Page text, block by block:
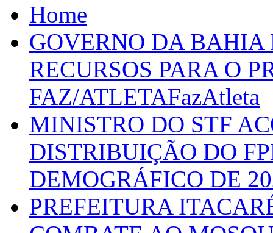
Home
GOVERNO DA
RECURSOS PARA O
FAZ/ATLETAFazAtleta
MINISTRO DO STF
DISTRIBUIÇÃO DO
DEMOGRÁFICO DE
PREFEITURA